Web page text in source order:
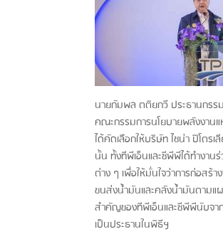
นายกัมพล ตติยกวี ประธานกรร
คณะกรรมการนโยบายพลังงาน
ได้คัดเลือกให้บริษัท ไชน่า ปิโตร
นั้น ทั้งทีพีเอ็นและซีพีพีได้ทำงาน
ต่าง ๆ เพื่อให้มั่นใจว่าการก่อสร้
ขนส่งน้ำมันและคลังน้ำมันตามแ
สำคัญของทีพีเอ็นและซีพีพีนับจา
เป็นประธานในพิธีฯ